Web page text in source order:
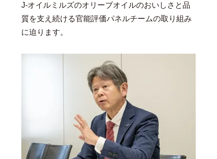
J-オイルミルズのオリーブオイルのおいしさと品
質を支え続ける官能評価パネルチームの取り組み
に迫ります。